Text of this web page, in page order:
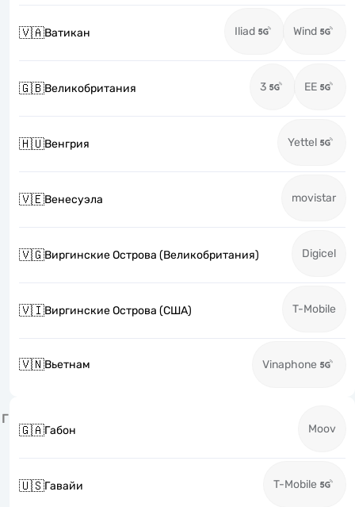
🇻🇦Ватикан Iliad Wind
🇬🇧Великобритания 3 EE
🇭🇺Венгрия Yettel
🇻🇪Венесуэла movistar
🇻🇬Виргинские Острова (Великобритания) Digicel
🇻🇮Виргинские Острова (США) T-Mobile
🇻🇳Вьетнам Vinaphone
Г
🇬🇦Габон Moov
🇺🇸Гавайи T-Mobile